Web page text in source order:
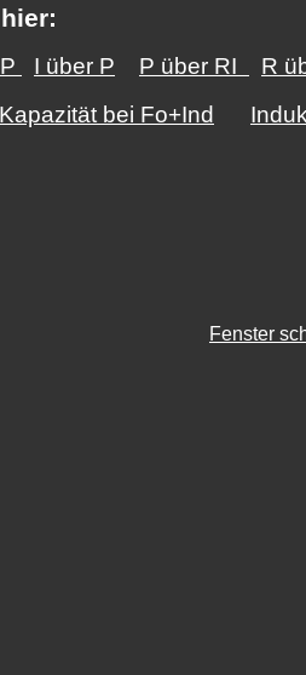
I über P P über RI R
Kapazität bei Fo+Ind
Fenster